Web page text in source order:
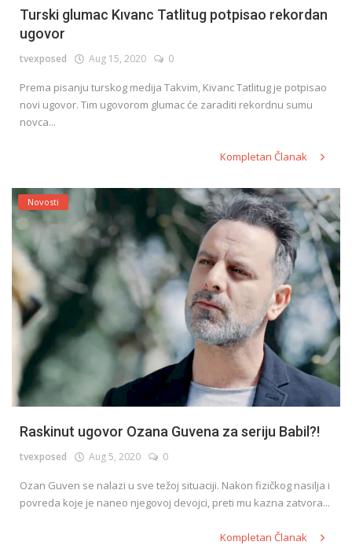
Turski glumac Kıvanc Tatlitug potpisao rekordan
ugovor
tvexposed Aug 15, 2020 0
Prema pisanju turskog medija Takvim, Kivanc Tatlitug je potpisao
novi ugovor. Tim ugovorom glumac će zaraditi rekordnu sumu
novca...
Kompletan Članak
Novosti
Raskinut ugovor Ozana Guvena za seriju Babil?!
tvexposed Aug 5, 2020 0
Ozan Guven se nalazi u sve težoj situaciji. Nakon fizičkog nasilja i
povreda koje je naneo njegovoj devojci, preti mu kazna zatvora...
Kompletan Članak